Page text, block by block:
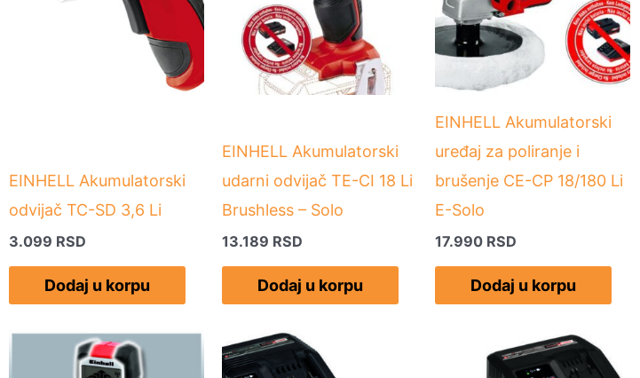
EINHELL Akumulatorski
odvijač TC-SD 3,6 Li
3.099 RSD
Dodaj u korpu
EINHELL Akumulatorski
udarni odvijač TE-CI 18 Li
Brushless – Solo
13.189 RSD
Dodaj u korpu
EINHELL Akumulatorski
uređaj za poliranje i
brušenje CE-CP 18/180 Li
E-Solo
17.990 RSD
Dodaj u korpu